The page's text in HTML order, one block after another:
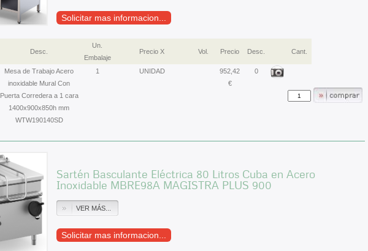
Solicitar mas informacion...
Desc.
Un.
Embalaje
Precio X Vol. Precio Desc. Cant.
Mesa de Trabajo Acero
inoxidable Mural Con
Puerta Corredera a 1 cara
1400x900x850h mm
WTW190140SD
1 UNIDAD
952,42
€
0
Sartén Basculante Eléctrica 80 Litros Cuba en Acero
Inoxidable MBRE98A MAGISTRA PLUS 900
VER MÁS...
Solicitar mas informacion...